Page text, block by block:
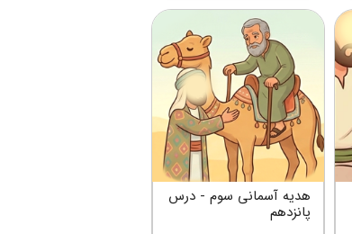
هدیه آسمانی سوم - درس
پانزدهم